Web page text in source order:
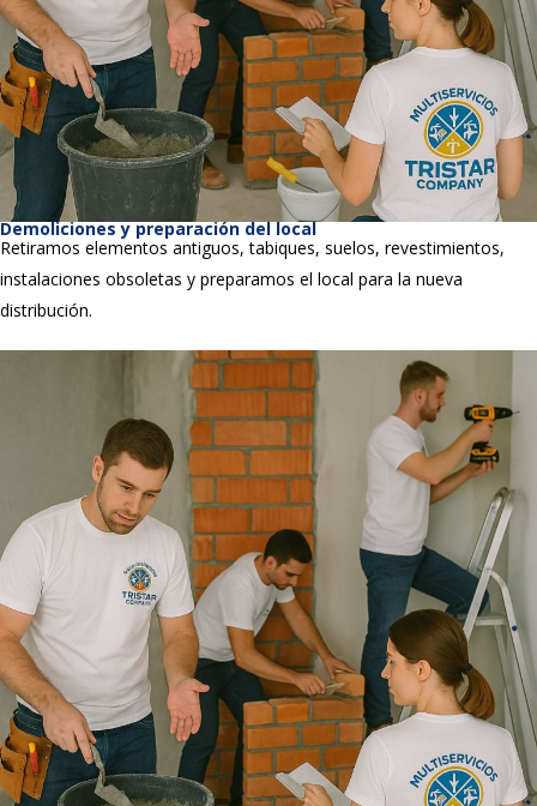
Demoliciones y preparación del local
Retiramos elementos antiguos, tabiques, suelos, revestimientos,
instalaciones obsoletas y preparamos el local para la nueva
distribución.